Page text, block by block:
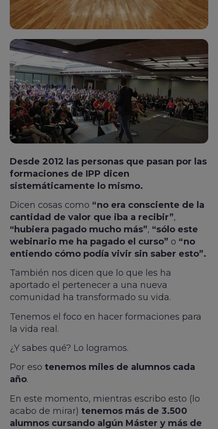
Desde 2012 las personas que pasan por las
formaciones de IPP dicen
sistemáticamente lo mismo.
Dicen cosas como “no era consciente de la
cantidad de valor que iba a recibir”,
“hubiera pagado mucho más”, “sólo este
webinario me ha pagado el curso” o “no
entiendo cómo podía vivir sin saber esto”.
También nos dicen que lo que les ha
aportado el pertenecer a una nueva
comunidad ha transformado su vida.
Tenemos el foco en hacer formaciones para
la vida real.
¿Y sabes qué? Lo logramos.
Por eso tenemos miles de alumnos cada
año.
En este momento, mientras escribo esto (lo
acabo de mirar) tenemos más de 3.500
alumnos cursando algún Máster y más de